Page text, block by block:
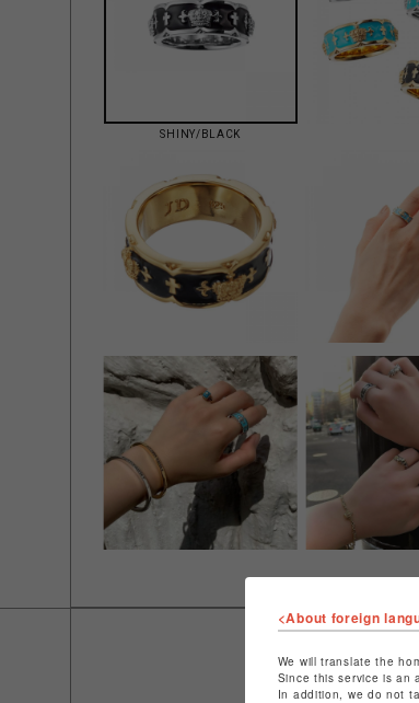
SHINY/BLACK
<About foreign
We will translate the
Since this service is an
In addition, we do not